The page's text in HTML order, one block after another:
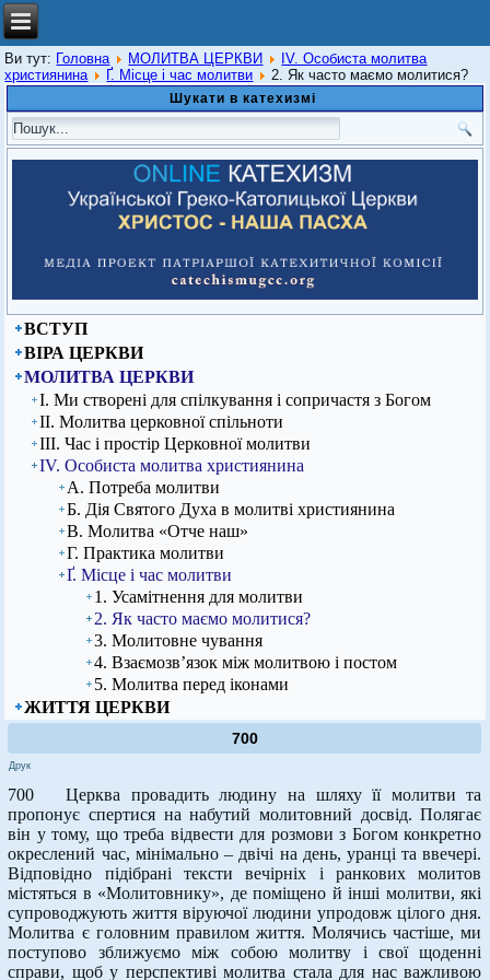
Ви тут: Головна МОЛИТВА ЦЕРКВИ
ІV. Особиста молитва
християнина
Ґ. Місце і час молитви 2. Як часто маємо молитися?
Шукати в катехизмі
ВСТУП
ВІРА ЦЕРКВИ
МОЛИТВА ЦЕРКВИ
І. Ми створені для спілкування і сопричастя з Богом
ІІ. Молитва церковної спільноти
ІІІ. Час і простір Церковної молитви
ІV. Особиста молитва християнина
А. Потреба молитви
Б. Дія Святого Духа в молитві християнина
В. Молитва «Отче наш»
Г. Практика молитви
Ґ. Місце і час молитви
1. Усамітнення для молитви
2. Як часто маємо молитися?
3. Молитовне чування
4. Взаємозв’язок між молитвою і постом
5. Молитва перед іконами
ЖИТТЯ ЦЕРКВИ
700
Друк
700 Церква провадить людину на шляху її молитви та
пропонує спертися на набутий молитовний досвід. Полягає
він у тому, що треба відвести для розмови з Богом конкретно
окреслений час, мінімально – двічі на день, уранці та ввечері.
Відповідно підібрані тексти вечірніх і ранкових молитов
містяться в «Молитовнику», де поміщено й інші молитви, які
супроводжують життя віруючої людини упродовж цілого дня.
Молитва є головним правилом життя. Молячись частіше, ми
поступово зближуємо між собою молитву і свої щоденні
справи, щоб у перспективі молитва стала для нас важливою